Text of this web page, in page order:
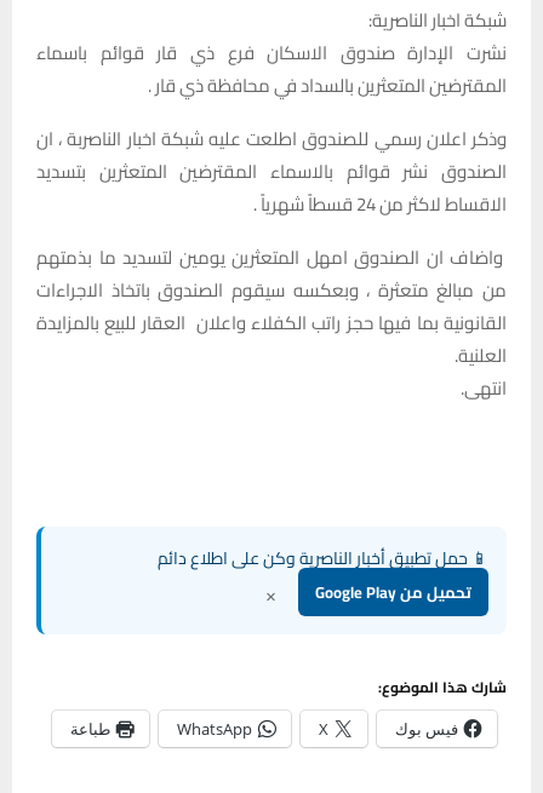
‏شبكة اخبار الناصرية:
نشرت الإدارة صندوق الاسكان فرع ذي قار قوائم باسماء
المقترضين المتعثرين بالسداد في محافظة ذي قار .
وذكر اعلان رسمي للصندوق اطلعت عليه شبكة اخبار الناصربة ، ان
الصندوق نشر قوائم بالاسماء المقترضين المتعثرين بتسديد
الاقساط لاكثر من 24 قسطاً شهرياً .
واضاف ان الصندوق امهل المتعثرين يومين لتسديد ما بذمتهم
من مبالغ متعثرة ، وبعكسه سيقوم الصندوق باتخاذ الاجراءات
القانونية بما فيها حجز راتب الكفلاء واعلان العقار للبيع بالمزايدة
العلنية.
انتهى.‏
📱 حمل تطبيق أخبار الناصرية وكن على اطلاع دائم
تحميل من Google Play ×
شارك هذا الموضوع:
فيس بوك X
WhatsApp طباعة